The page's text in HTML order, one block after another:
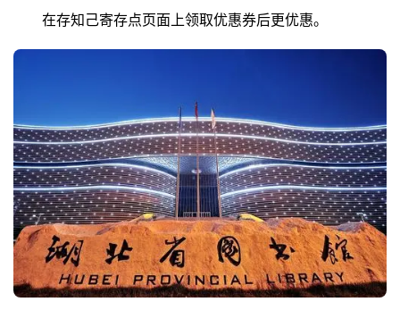
在存知己寄存点页面上领取优惠券后更优惠。